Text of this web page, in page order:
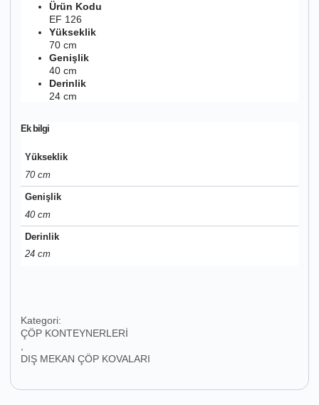
Ürün Kodu
EF 126
Yükseklik
70 cm
Genişlik
40 cm
Derinlik
24 cm
Ek bilgi
Yükseklik
70 cm
Genişlik
40 cm
Derinlik
24 cm
Kategori:
ÇÖP KONTEYNERLERİ
DIŞ MEKAN ÇÖP KOVALARI